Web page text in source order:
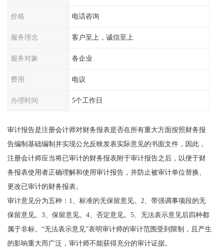
价格 电话咨询
服务理念 客户至上，诚信至上
服务对象 各企业
费用 电议
办理时间 5个工作日
审计报告是注册会计师对财务报表是否在所有重大方面按照财务报
告编制基础编制并实现公允反映发表实际意见的书面文件，因此，
注册会计师应当将已审计的财务报表附于审计报告之后，以便于财
务报表使用者正确理解和使用审计报告，并防止被审计单位替换、
更改已审计的财务报表。
审计意见分为五种：1、标准的无保留意见。2、带强调事项段的无
保留意见。3、保留意见。4、否定意见。5、无法表示意见后四种都
属于非标。“无法表示意见”表明审计师的审计范围受到限制，且产生
的影响重大而广泛，审计师不能获得充分的审计证据。